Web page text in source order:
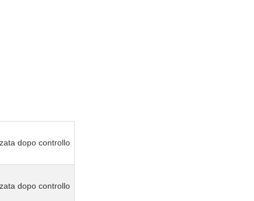
dopo controllo
dopo controllo